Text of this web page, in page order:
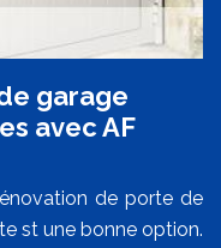
garage
avec AF
de porte de
st une bonne option.